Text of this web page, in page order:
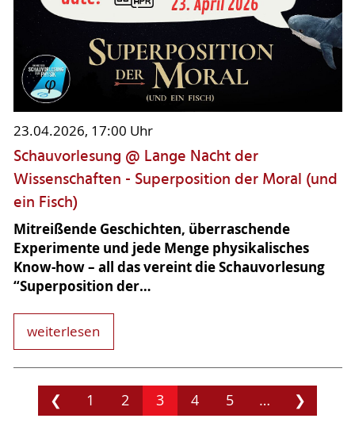
23.04.2026, 17:00 Uhr
Schauvorlesung @ Lange Nacht der
Wissenschaften - Superposition der Moral (und
ein Fisch)
Mitreißende Geschichten, überraschende
Experimente und jede Menge physikalisches
Know-how – all das vereint die Schauvorlesung
“Superposition der…
weiterlesen
❮ 1 2 3 4 5 … ❯